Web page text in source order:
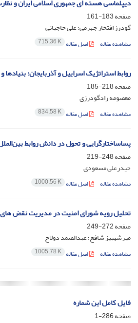
دیپلماسی هسته ای جمهوری اسلامی ایران و
صفحه183-161
گودرز افتخار جهرمی؛ علی حاجیانی
مشاهده مقاله اصل مقاله 715.36 K
روابط استراتژیک اسراییل و آذربایجان: بنیادها و
صفحه218-185
معصومه رادگودرزی
مشاهده مقاله اصل مقاله 834.58 K
پساساختارگرایی و تحول در دانش روابط
صفحه248-219
حیدرعلی مسعودی
مشاهده مقاله اصل مقاله 1000.56 K
تحلیل رویه شورای امنیت در مدیریت نقض
صفحه272-249
میرشهبیز شافع؛ عبدالصمد دولاح
مشاهده مقاله اصل مقاله 1005.78 K
فایل کامل این شماره
صفحه286-1